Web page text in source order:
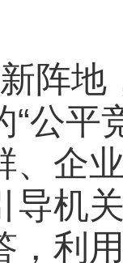
阵
“公
、企
导机
，利